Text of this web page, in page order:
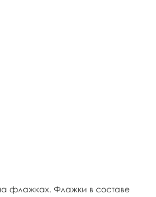
флажках. Флажки в составе